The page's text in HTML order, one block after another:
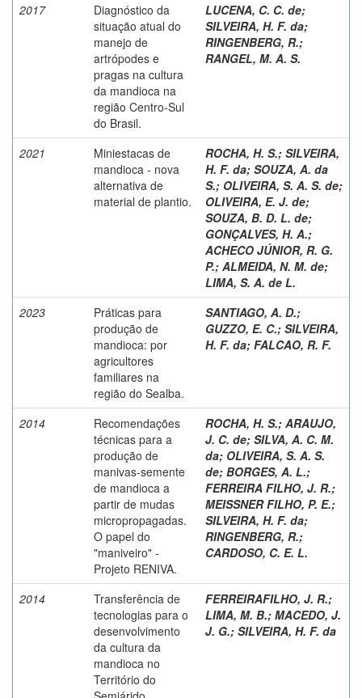
2017
Diagnóstico da
situação atual do
manejo de
artrópodes e
pragas na cultura
da mandioca na
região Centro-Sul
do Brasil.
LUCENA, C. C. de;
SILVEIRA, H. F. da;
RINGENBERG, R.;
RANGEL, M. A. S.
2021
Miniestacas de
mandioca - nova
alternativa de
material de plantio.
ROCHA, H. S.; SILVEIRA,
H. F. da; SOUZA, A. da
S.; OLIVEIRA, S. A. S. de;
OLIVEIRA, E. J. de;
SOUZA, B. D. L. de;
GONÇALVES, H. A.;
ACHECO JÚNIOR, R. G.
P.; ALMEIDA, N. M. de;
LIMA, S. A. de L.
2023
Práticas para
produção de
mandioca: por
agricultores
familiares na
região do Sealba.
SANTIAGO, A. D.;
GUZZO, E. C.; SILVEIRA,
H. F. da; FALCAO, R. F.
2014
Recomendações
técnicas para a
produção de
manivas-semente
de mandioca a
partir de mudas
micropropagadas.
O papel do
"maniveiro" -
Projeto RENIVA.
ROCHA, H. S.; ARAUJO,
J. C. de; SILVA, A. C. M.
da; OLIVEIRA, S. A. S.
de; BORGES, A. L.;
FERREIRA FILHO, J. R.;
MEISSNER FILHO, P. E.;
SILVEIRA, H. F. da;
RINGENBERG, R.;
CARDOSO, C. E. L.
2014
Transferência de
tecnologias para o
desenvolvimento
da cultura da
mandioca no
Território do
FERREIRAFILHO, J. R.;
LIMA, M. B.; MACEDO, J.
J. G.; SILVEIRA, H. F. da